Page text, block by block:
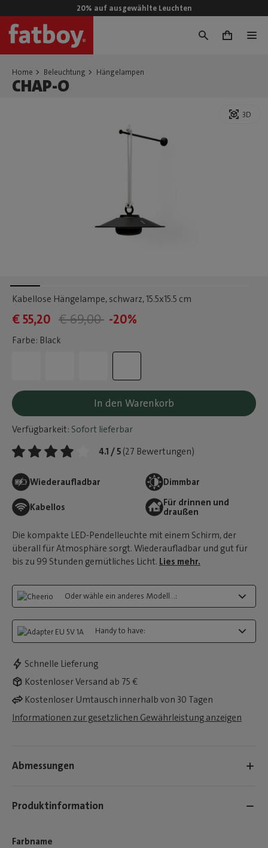
20% auf ausgewählte Leuchten
0
Home Beleuchtung Hängelampen
CHAP-O
3D
Kabellose Hängelampe, schwarz, 15.5x15.5 cm
€ 55,20 € 69,00 -20%
Farbe: Black
In den Warenkorb
Verfügbarkeit: Sofort lieferbar
4.1 / 5 (27 Bewertungen)
Wiederaufladbar Dimmbar
Kabellos
Für drinnen und
draußen
Die kompakte LED-Pendelleuchte mit einem Schirm, der
überall für Atmosphäre sorgt. Wiederaufladbar und gut für
bis zu 99 Stunden gemütliches Licht. Lies mehr.
Oder wähle ein anderes Modell...:
Handy to have:
Schnelle Lieferung
Kostenloser Versand ab 75 €
Kostenloser Umtausch innerhalb von 30 Tagen
Informationen zur gesetzlichen Gewährleistung anzeigen
Abmessungen
Produktinformation
Farbname